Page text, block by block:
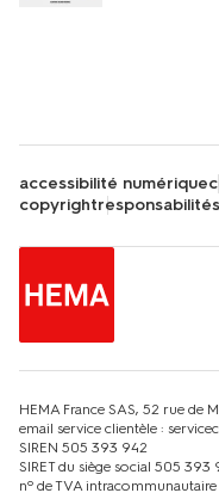
accessibilité numérique
copyrightresponsabilité
HEMA France SAS, 52 rue de
email service clientèle :
SIREN 505 393 942
SIRET du siège social 505
nº de TVA